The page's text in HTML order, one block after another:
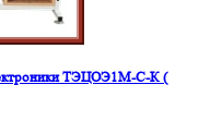
ТЭЦОЭ1М-С-К (